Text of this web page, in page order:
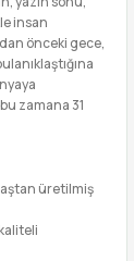
insan
önceki gece,
zamana 31
üretilmiş